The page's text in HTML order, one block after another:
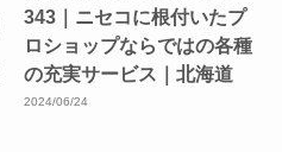
343｜ニセコに根付いたプ
ロショップならではの各種
の充実サービス｜北海道
2024/06/24